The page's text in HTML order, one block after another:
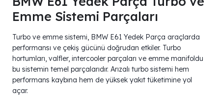
Emme Sistemi Parçaları
Turbo ve emme sistemi, BMW E61 Yedek Parça araçlarda
performansı ve çekiş gücünü doğrudan etkiler. Turbo
hortumları, valfler, intercooler parçaları ve emme manifoldu
bu sistemin temel parçalarıdır. Arızalı turbo sistemi hem
performans kaybına hem de yüksek yakıt tüketimine yol
açar.